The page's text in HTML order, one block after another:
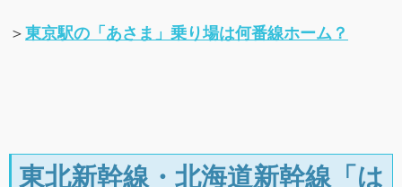
＞ 東京駅の「あさま」乗り場は何番線ホーム？
東北新幹線・北海道新幹線「は